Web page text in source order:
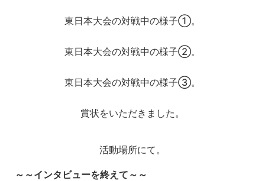
東日本大会の対戦中の様子①。
東日本大会の対戦中の様子②。
東日本大会の対戦中の様子③。
賞状をいただきました。
活動場所にて。
～～インタビューを終えて～～